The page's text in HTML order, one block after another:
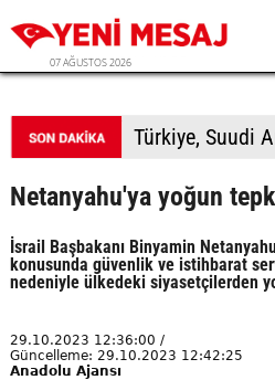
07 AĞUSTOS 2026
Netanyahu'ya yoğun
İsrail Başbakanı Binyamin
konusunda güvenlik ve istihbarat
nedeniyle ülkedeki siyasetçilerden
29.10.2023 12:36:00 /
Güncelleme: 29.10.2023 12:42:25
Anadolu Ajansı